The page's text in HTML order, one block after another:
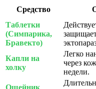
Средство
Таблетки
(Симпарика,
Бравекто)
Капли на
холку
Легко
через
недели.
Ошейник